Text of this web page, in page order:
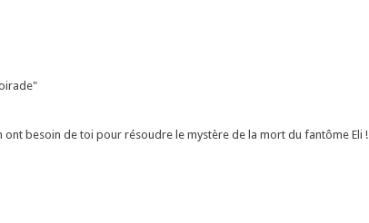
ont besoin de toi pour résoudre le mystère de la mort du fantôme Eli !